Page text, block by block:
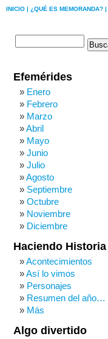
INICIO | ¿QUÉ ES MEMORANDA? |
Efemérides
Enero
Febrero
Marzo
Abril
Mayo
Junio
Julio
Agosto
Septiembre
Octubre
Noviembre
Diciembre
Haciendo Historia
Acontecimientos
Así lo vimos
Personajes
Resumen del año…
Más
Algo divertido